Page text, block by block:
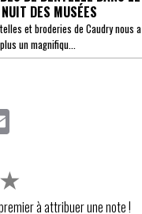
DES MUSÉES
et broderies de Caudry nous a
un magnifiqu...
★
à attribuer une note !